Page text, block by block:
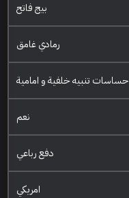
بيج فاتح
رمادي غامق
حساسات تنبيه خلفية و امامية
نعم
دفع رباعي
امريكي